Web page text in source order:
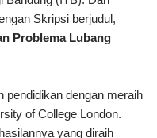
Skripsi berjudul,
Problema Lubang
pendidikan dengan meraih
of College London.
yang diraih